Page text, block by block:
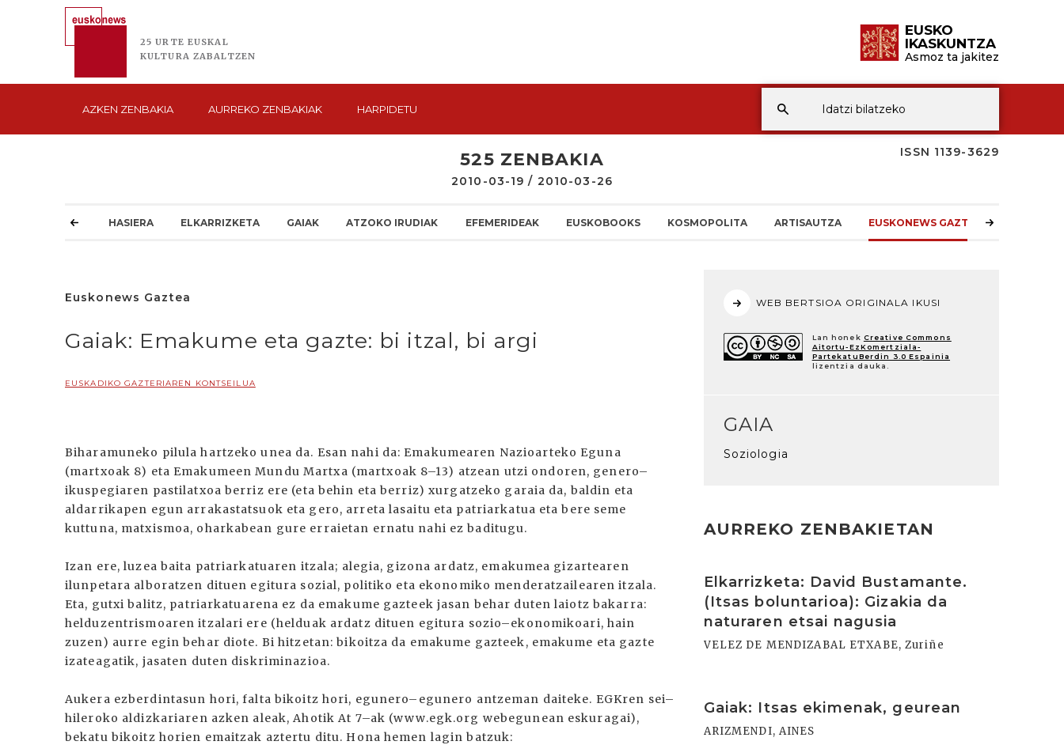
25 URTE EUSKAL
KULTURA ZABALTZEN
EUSKO
IKASKUNTZA
Asmoz ta jakitez
AZKEN ZENBAKIA AURREKO ZENBAKIAK HARPIDETU
ISSN 1139-3629
525 ZENBAKIA
2010-03-19 / 2010-03-26
HASIERA ELKARRIZKETA GAIAK ATZOKO IRUDIAK EFEMERIDEAK EUSKOBOOKS KOSMOPOLITA ARTISAUTZA EUSKONEWS GAZTEA
Euskonews Gaztea
Gaiak: Emakume eta gazte: bi itzal, bi argi
EUSKADIKO GAZTERIAREN KONTSEILUA
Biharamuneko pilula hartzeko unea da. Esan nahi da: Emakumearen Nazioarteko Eguna
(martxoak 8) eta Emakumeen Mundu Martxa (martxoak 8–13) atzean utzi ondoren, genero–
ikuspegiaren pastilatxoa berriz ere (eta behin eta berriz) xurgatzeko garaia da, baldin eta
aldarrikapen egun arrakastatsuok eta gero, arreta lasaitu eta patriarkatua eta bere seme
kuttuna, matxismoa, oharkabean gure erraietan ernatu nahi ez baditugu.
Izan ere, luzea baita patriarkatuaren itzala; alegia, gizona ardatz, emakumea gizartearen
ilunpetara alboratzen dituen egitura sozial, politiko eta ekonomiko menderatzailearen itzala.
Eta, gutxi balitz, patriarkatuarena ez da emakume gazteek jasan behar duten laiotz bakarra:
helduzentrismoaren itzalari ere (helduak ardatz dituen egitura sozio–ekonomikoari, hain
zuzen) aurre egin behar diote. Bi hitzetan: bikoitza da emakume gazteek, emakume eta gazte
izateagatik, jasaten duten diskriminazioa.
Aukera ezberdintasun hori, falta bikoitz hori, egunero–egunero antzeman daiteke. EGKren sei–
hileroko aldizkariaren azken aleak, Ahotik At 7–ak (www.egk.org webegunean eskuragai),
bekatu bikoitz horien emaitzak aztertu ditu. Hona hemen lagin batzuk:
WEB BERTSIOA ORIGINALA IKUSI
Lan honek Creative Commons
Aitortu-EzKomertziala-
PartekatuBerdin 3.0 Espainia
lizentzia dauka.
GAIA
Soziologia
AURREKO ZENBAKIETAN
Elkarrizketa: David Bustamante.
(Itsas boluntarioa): Gizakia da
naturaren etsai nagusia
VELEZ DE MENDIZABAL ETXABE, Zuriñe
Gaiak: Itsas ekimenak, geurean
ARIZMENDI, AINES